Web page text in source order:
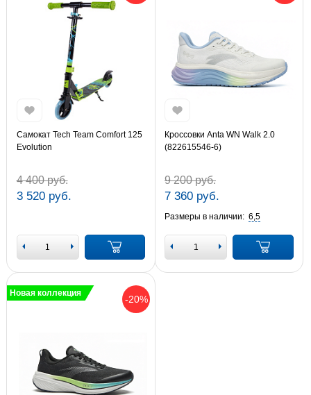
Самокат Tech Team Comfort 125
Evolution
4 400 руб.
3 520 руб.
Кроссовки Anta WN Walk 2.0
(822615546-6)
9 200 руб.
7 360 руб.
Размеры в наличии: 6,5
-20%
Новая коллекция